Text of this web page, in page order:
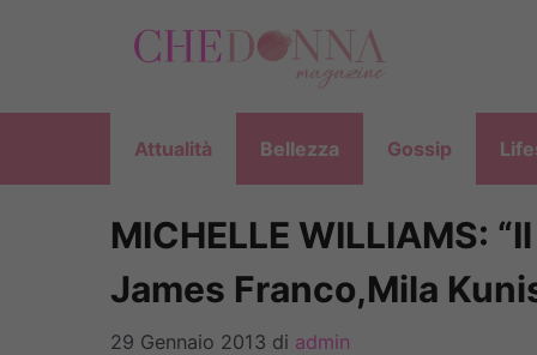
Attualità Bellezza Gossip
MICHELLE WILLIAMS:
James Franco,Mila
29 Gennaio 2013 di admin